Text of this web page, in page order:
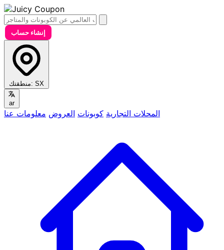
إنشاء حساب
منطقتك: SX
ar
المحلات التجارية كوبونات العروض معلومات عنا